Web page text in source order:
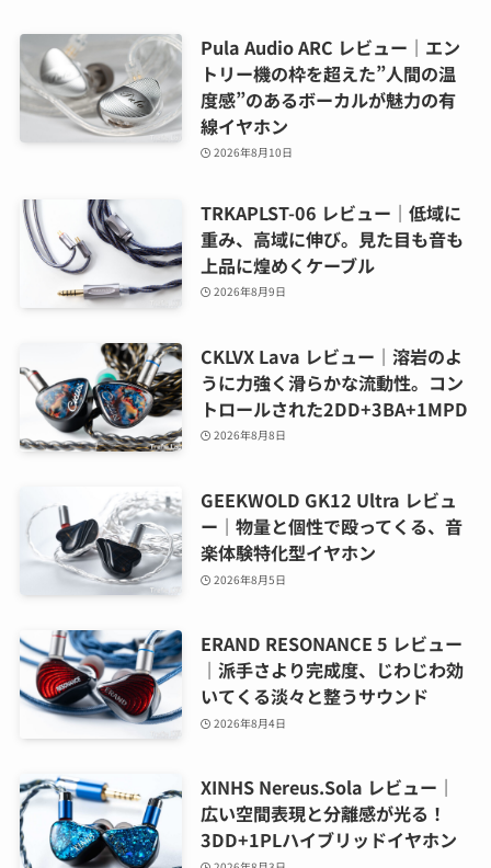
Pula Audio ARC レビュー｜エン
トリー機の枠を超えた”人間の温
度感”のあるボーカルが魅力の有
線イヤホン
2026年8月10日
TRKAPLST-06 レビュー｜低域に
重み、高域に伸び。見た目も音も
上品に煌めくケーブル
2026年8月9日
CKLVX Lava レビュー｜溶岩のよ
うに力強く滑らかな流動性。コン
トロールされた2DD+3BA+1MPD
2026年8月8日
GEEKWOLD GK12 Ultra レビュ
ー｜物量と個性で殴ってくる、音
楽体験特化型イヤホン
2026年8月5日
ERAND RESONANCE 5 レビュー
｜派手さより完成度、じわじわ効
いてくる淡々と整うサウンド
2026年8月4日
XINHS Nereus.Sola レビュー｜
広い空間表現と分離感が光る！
3DD+1PLハイブリッドイヤホン